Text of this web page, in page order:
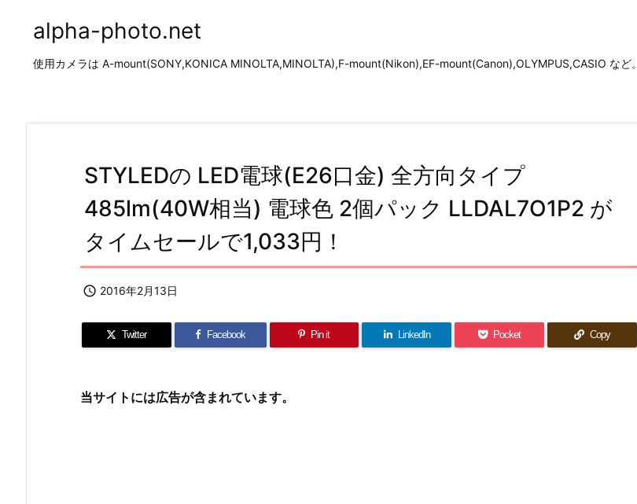
alpha-photo.net
使用カメラは A-mount(SONY,KONICA MINOLTA,MINOLTA),F-mount(Nikon),EF-mount(Canon),OLYMPUS,CASIO など。
STYLEDの LED電球(E26口金) 全方向タイプ
485lm(40W相当) 電球色 2個パック LLDAL7O1P2 が
タイムセールで1,033円！
 2016年2月13日
Twitter Facebook Pin it LinkedIn Pocket Copy
当サイトには広告が含まれています。